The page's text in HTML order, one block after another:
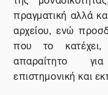
πραγματική αλλά
αρχείου, ενώ
που το
απαραίτητο
επιστημονική και